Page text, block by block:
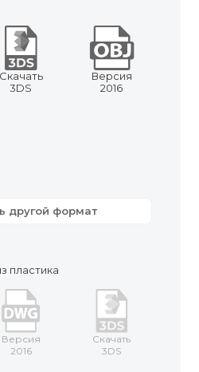
Скачать
3DS
Версия
2016
другой формат
пластика
Версия
2016
Скачать
3DS